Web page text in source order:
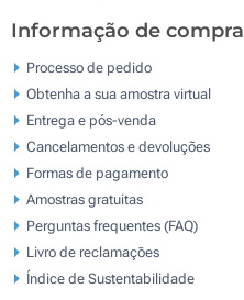
Informação de compra
Processo de pedido
Obtenha a sua amostra virtual
Entrega e pós-venda
Cancelamentos e devoluções
Formas de pagamento
Amostras gratuitas
Perguntas frequentes (FAQ)
Livro de reclamaçōes
Índice de Sustentabilidade